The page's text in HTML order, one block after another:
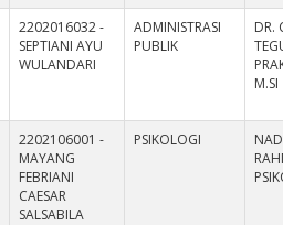
2202016032 -
SEPTIANI AYU
WULANDARI
ADMINISTRASI
PUBLIK
DR.
M.SI
2202106001 -
MAYANG
FEBRIANI
CAESAR
SALSABILA
PSIKOLOGI